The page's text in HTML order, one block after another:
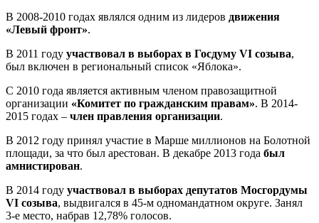
В 2008-2010 годах являлся одним из лидеров движения
«Левый фронт».
В 2011 году участвовал в выборах в Госдуму VI созыва,
был включен в региональный список «Яблока».
С 2010 года является активным членом правозащитной
организации «Комитет по гражданским правам». В 2014-
2015 годах – член правления организации.
В 2012 году принял участие в Марше миллионов на Болотной
площади, за что был арестован. В декабре 2013 года был
амнистирован.
В 2014 году участвовал в выборах депутатов Мосгордумы
VI созыва, выдвигался в 45-м одномандатном округе. Занял
3-е место, набрав 12,78% голосов.